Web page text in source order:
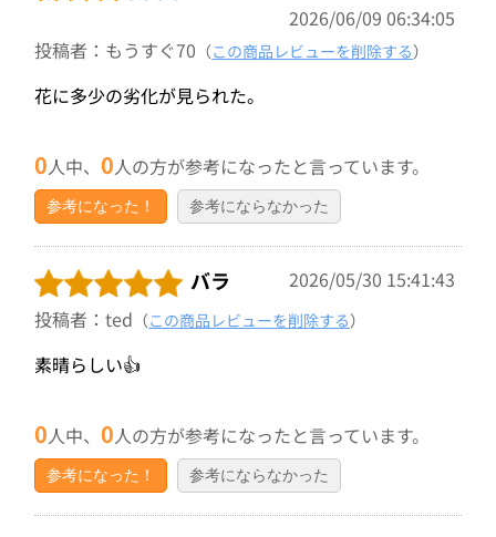
2026/06/09 06:34:05
投稿者：もうすぐ70 （この商品レビューを削除する）
花に多少の劣化が見られた。
0人中、0人の方が参考になったと言っています。
参考になった！ 参考にならなかった
バラ
2026/05/30 15:41:43
投稿者：ted （この商品レビューを削除する）
素晴らしい👍
0人中、0人の方が参考になったと言っています。
参考になった！ 参考にならなかった